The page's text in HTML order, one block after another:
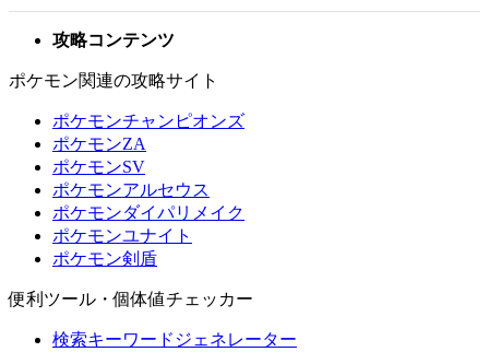
攻略コンテンツ
ポケモン関連の攻略サイト
ポケモンチャンピオンズ
ポケモンZA
ポケモンSV
ポケモンアルセウス
ポケモンダイパリメイク
ポケモンユナイト
ポケモン剣盾
便利ツール・個体値チェッカー
検索キーワードジェネレーター